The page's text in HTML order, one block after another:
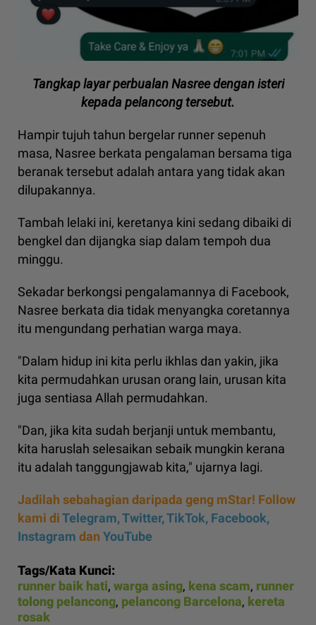
Tangkap layar perbualan Nasree dengan isteri
kepada pelancong tersebut.
Hampir tujuh tahun bergelar runner sepenuh
masa, Nasree berkata pengalaman bersama tiga
beranak tersebut adalah antara yang tidak akan
dilupakannya.
Tambah lelaki ini, keretanya kini sedang dibaiki di
bengkel dan dijangka siap dalam tempoh dua
minggu.
Sekadar berkongsi pengalamannya di Facebook,
Nasree berkata dia tidak menyangka coretannya
itu mengundang perhatian warga maya.
"Dalam hidup ini kita perlu ikhlas dan yakin, jika
kita permudahkan urusan orang lain, urusan kita
juga sentiasa Allah permudahkan.
"Dan, jika kita sudah berjanji untuk membantu,
kita haruslah selesaikan sebaik mungkin kerana
itu adalah tanggungjawab kita," ujarnya lagi.
Jadilah sebahagian daripada geng mStar! Follow
kami diTelegram,Twitter,TikTok, Facebook,
Instagram dan YouTube
Tags/Kata Kunci:
runner baik hati, warga asing, kena scam, runner
tolong pelancong, pelancong Barcelona, kereta
rosak